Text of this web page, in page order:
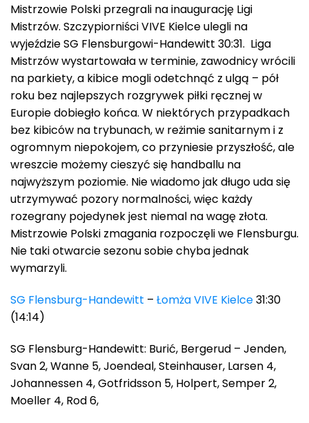
Mistrzowie Polski przegrali na inaugurację Ligi
Mistrzów. Szczypiorniści VIVE Kielce ulegli na
wyjeździe SG Flensburgowi-Handewitt 30:31. Liga
Mistrzów wystartowała w terminie, zawodnicy wrócili
na parkiety, a kibice mogli odetchnąć z ulgą – pół
roku bez najlepszych rozgrywek piłki ręcznej w
Europie dobiegło końca. W niektórych przypadkach
bez kibiców na trybunach, w reżimie sanitarnym i z
ogromnym niepokojem, co przyniesie przyszłość, ale
wreszcie możemy cieszyć się handballu na
najwyższym poziomie. Nie wiadomo jak długo uda się
utrzymywać pozory normalności, więc każdy
rozegrany pojedynek jest niemal na wagę złota.
Mistrzowie Polski zmagania rozpoczęli we Flensburgu.
Nie taki otwarcie sezonu sobie chyba jednak
wymarzyli.
SG Flensburg-Handewitt – Łomża VIVE Kielce31:30
(14:14)
SG Flensburg-Handewitt: Burić, Bergerud – Jenden,
Svan 2, Wanne 5, Joendeal, Steinhauser, Larsen 4,
Johannessen 4, Gotfridsson 5, Holpert, Semper 2,
Moeller 4, Rod 6,